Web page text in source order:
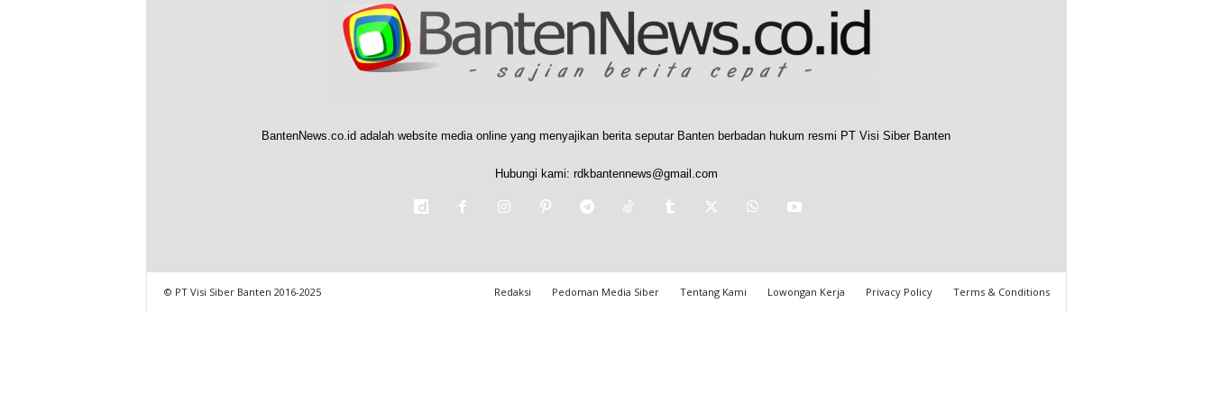
BantenNews.co.id adalah website media online yang menyajikan berita seputar Banten berbadan hukum resmi PT Visi Siber Banten
Hubungi kami: rdkbantennews@gmail.com
Redaksi Pedoman Media Siber Tentang Kami Lowongan Kerja Privacy Policy Terms & Conditions
© PT Visi Siber Banten 2016-2025